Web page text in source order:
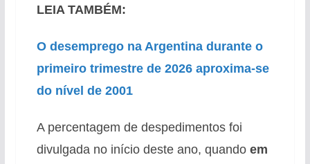
LEIA TAMBÉM:
O desemprego na Argentina durante o
primeiro trimestre de 2026 aproxima-se
do nível de 2001
A percentagem de despedimentos foi
divulgada no início deste ano, quando em